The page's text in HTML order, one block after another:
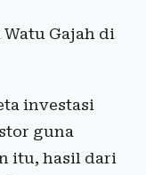
Gajah di
investasi
guna
itu, hasil dari